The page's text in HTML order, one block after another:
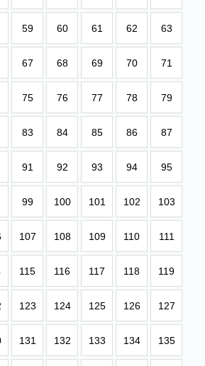
59 60 61 62 63
67 68 69 70 71
75 76 77 78 79
83 84 85 86 87
91 92 93 94 95
99 100 101 102 103
107 108 109 110 111
115 116 117 118 119
123 124 125 126 127
131 132 133 134 135